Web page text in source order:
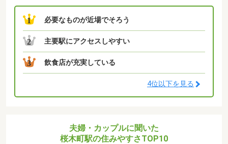
1 必要なものが近場でそろう
2 主要駅にアクセスしやすい
3 飲食店が充実している
4位以下を見る
夫婦・カップルに聞いた
桜木町駅の住みやすさTOP10